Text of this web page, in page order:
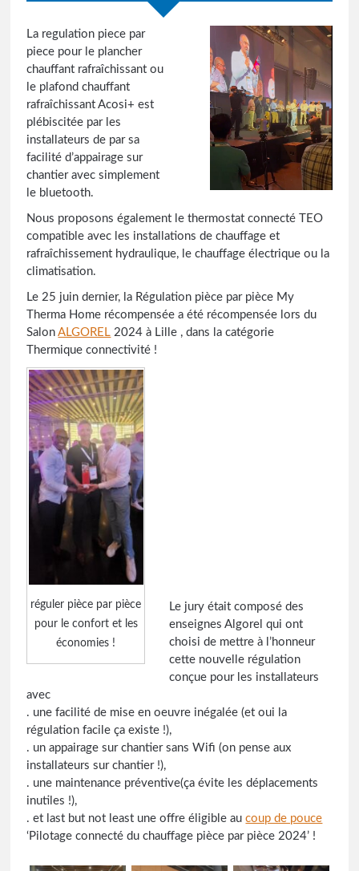
La regulation piece par
piece pour le plancher
chauffant rafraîchissant ou
le plafond chauffant
rafraîchissant Acosi+ est
plébiscitée par les
installateurs de par sa
facilité d’appairage sur
chantier avec simplement
le bluetooth.
Nous proposons également le thermostat connecté TEO
compatible avec les installations de chauffage et
rafraîchissement hydraulique, le chauffage électrique ou la
climatisation.
Le 25 juin dernier, la Régulation pièce par pièce My
Therma Home récompensée a été récompensée lors du
SalonALGOREL 2024 à Lille , dans la catégorie
Thermique connectivité !
réguler pièce par pièce
pour le confort et les
économies !
Le jury était composé des
enseignes Algorel qui ont
choisi de mettre à l’honneur
cette nouvelle régulation
conçue pour les installateurs
avec
. une facilité de mise en oeuvre inégalée (et oui la
régulation facile ça existe !),
. un appairage sur chantier sans Wifi (on pense aux
installateurs sur chantier !),
. une maintenance préventive(ça évite les déplacements
inutiles !),
. et last but not least une offre éligible aucoup de pouce
‘Pilotage connecté du chauffage pièce par pièce 2024’ !